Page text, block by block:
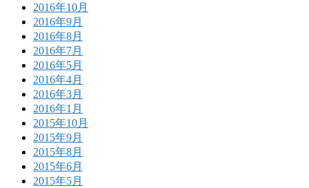
2016年10月
2016年9月
2016年8月
2016年7月
2016年5月
2016年4月
2016年3月
2016年1月
2015年10月
2015年9月
2015年8月
2015年6月
2015年5月